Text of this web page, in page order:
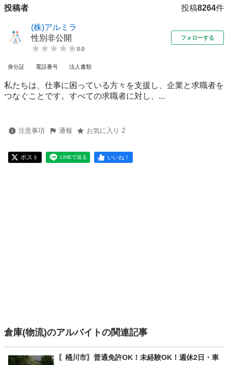
投稿者 投稿8264件
(株)アルミラ
性別非公開
0.0
フォローする
身分証 電話番号 法人書類
私たちは、仕事に困っている方々を支援し、企業と求職者を
つなぐことです。すべての求職者に対し、...
注意事項 通報 お気に入り 2
ポスト LINEで送る いいね！
倉庫(物流)のアルバイトの関連記事
〖桶川市〗普通免許OK！未経験OK！週休2日・車